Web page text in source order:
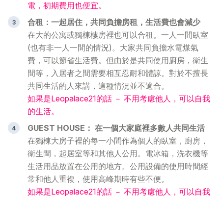
電，初期費用也便宜。
合租：一起居住，共同負擔房租，生活費也會減少
在大的公寓或獨棟樓房裡也可以合租。一人一間臥室
(也有非一人一間的情況)。大家共同負擔水電煤氣
費，可以節省生活費。但由於是共同使用廚房，衛生
間等，入居者之間需要相互忍耐和體諒。對於不擅長
共同生活的人來講，這種情況並不適合。
如果是Leopalace21的話 － 不用考慮他人，可以自我
的生活。
GUEST HOUSE： 在一個大家庭裡多數人共同生活
在獨棟大房子裡的每一小間作為個人的臥室，廚房，
衛生間，起居室等和其他人公用。電冰箱，洗衣機等
生活用品放置在公用的地方。公用設備的使用時間經
常和他人重複，使用高峰期時有些不便。
如果是Leopalace21的話 － 不用考慮他人，可以自我